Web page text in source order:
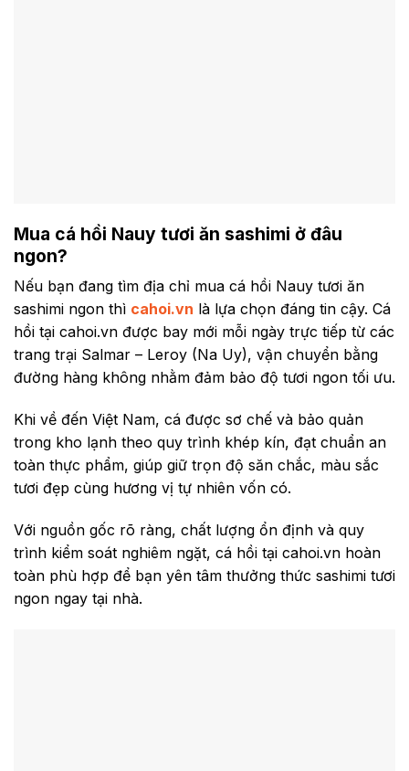
Mua cá hồi Nauy tươi ăn sashimi ở đâu
ngon?
Nếu bạn đang tìm địa chỉ mua cá hồi Nauy tươi ăn
sashimi ngon thì cahoi.vn là lựa chọn đáng tin cậy. Cá
hồi tại cahoi.vn được bay mới mỗi ngày trực tiếp từ các
trang trại Salmar – Leroy (Na Uy), vận chuyển bằng
đường hàng không nhằm đảm bảo độ tươi ngon tối ưu.
Khi về đến Việt Nam, cá được sơ chế và bảo quản
trong kho lạnh theo quy trình khép kín, đạt chuẩn an
toàn thực phẩm, giúp giữ trọn độ săn chắc, màu sắc
tươi đẹp cùng hương vị tự nhiên vốn có.
Với nguồn gốc rõ ràng, chất lượng ổn định và quy
trình kiểm soát nghiêm ngặt, cá hồi tại cahoi.vn hoàn
toàn phù hợp để bạn yên tâm thưởng thức sashimi tươi
ngon ngay tại nhà.